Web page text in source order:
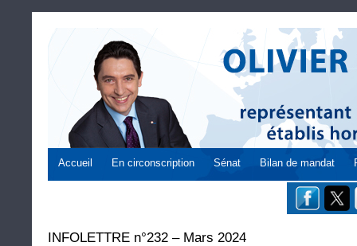
Accueil En circonscription Sénat Bilan de mandat
INFOLETTRE n°232 – Mars 2024